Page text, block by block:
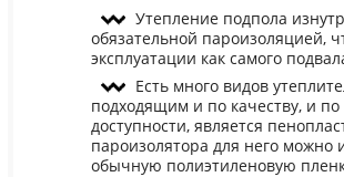
Утепление подпола
обязательной пароизоляцией,
эксплуатации как самого
Есть много видов
подходящим и по качеству, и
доступности, является
пароизолятора для него можно
обычную полиэтиленовую